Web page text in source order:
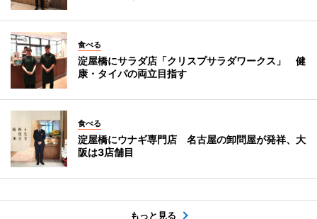
食べる
淀屋橋にサラダ店「クリスプサラダワークス」 健
康・タイパの両立目指す
食べる
淀屋橋にウナギ専門店 名古屋の卸問屋が発祥、大
阪は3店舗目
もっと見る